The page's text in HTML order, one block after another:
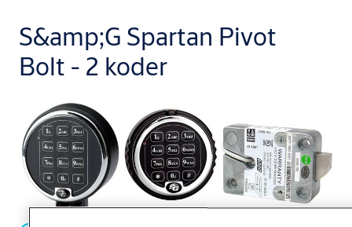
S&amp;G Spartan Pivot
Bolt - 2 koder